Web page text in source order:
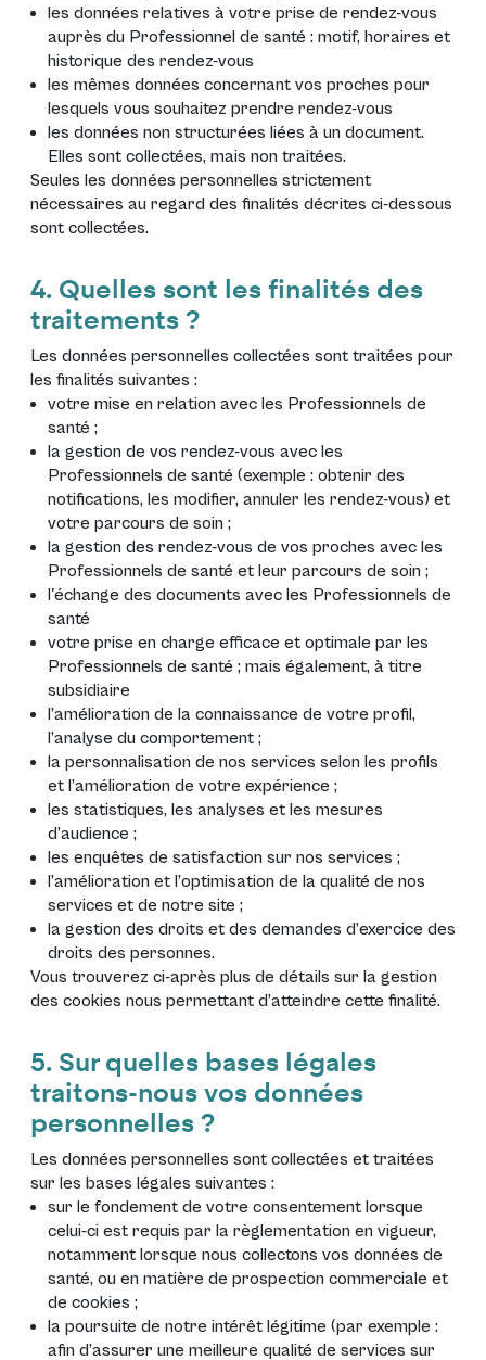
les données relatives à votre prise de rendez-vous
auprès du Professionnel de santé : motif, horaires et
historique des rendez-vous
les mêmes données concernant vos proches pour
lesquels vous souhaitez prendre rendez-vous
les données non structurées liées à un document.
Elles sont collectées, mais non traitées.
Seules les données personnelles strictement
nécessaires au regard des finalités décrites ci-dessous
sont collectées.
4. Quelles sont les finalités des
traitements ?
Les données personnelles collectées sont traitées pour
les finalités suivantes :
votre mise en relation avec les Professionnels de
santé ;
la gestion de vos rendez-vous avec les
Professionnels de santé (exemple : obtenir des
notifications, les modifier, annuler les rendez-vous) et
votre parcours de soin ;
la gestion des rendez-vous de vos proches avec les
Professionnels de santé et leur parcours de soin ;
l'échange des documents avec les Professionnels de
santé
votre prise en charge efficace et optimale par les
Professionnels de santé ; mais également, à titre
subsidiaire
l’amélioration de la connaissance de votre profil,
l’analyse du comportement ;
la personnalisation de nos services selon les profils
et l’amélioration de votre expérience ;
les statistiques, les analyses et les mesures
d’audience ;
les enquêtes de satisfaction sur nos services ;
l’amélioration et l’optimisation de la qualité de nos
services et de notre site ;
la gestion des droits et des demandes d’exercice des
droits des personnes.
Vous trouverez ci-après plus de détails sur la gestion
des cookies nous permettant d’atteindre cette finalité.
5. Sur quelles bases légales
traitons-nous vos données
personnelles ?
Les données personnelles sont collectées et traitées
sur les bases légales suivantes :
sur le fondement de votre consentement lorsque
celui-ci est requis par la règlementation en vigueur,
notamment lorsque nous collectons vos données de
santé, ou en matière de prospection commerciale et
de cookies ;
la poursuite de notre intérêt légitime (par exemple :
afin d’assurer une meilleure qualité de services sur